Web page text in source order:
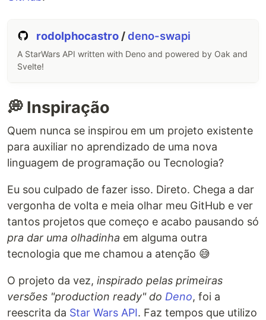
rodolphocastro /deno-swapi
A StarWars API written with Deno and powered by Oak and
Svelte!
💭 Inspiração
Quem nunca se inspirou em um projeto existente
para auxiliar no aprendizado de uma nova
linguagem de programação ou Tecnologia?
Eu sou culpado de fazer isso. Direto. Chega a dar
vergonha de volta e meia olhar meu GitHub e ver
tantos projetos que começo e acabo pausando só
pra dar uma olhadinha em alguma outra
tecnologia que me chamou a atenção 😅
O projeto da vez, inspirado pelas primeiras
versões "production ready" do Deno, foi a
reescrita da Star Wars API. Faz tempos que utilizo